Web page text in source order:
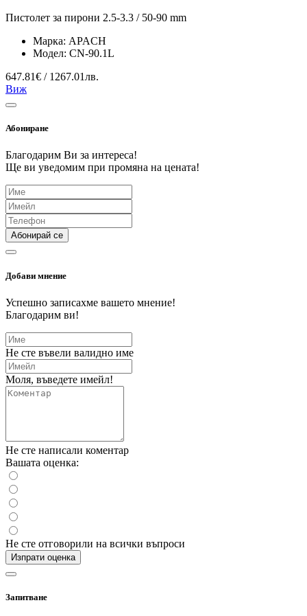
Пистолет за пирони 2.5-3.3 / 50-90 mm
Марка: APACH
Модел: CN-90.1L
647.81€ / 1267.01лв.
Виж
Абониране
Благодарим Ви за интереса!
Ще ви уведомим при промяна на цената!
Абонирай се
Добави мнение
Успешно записахме вашето мнение!
Благодарим ви!
Не сте въвели валидно име
Моля, въведете имейл!
Не сте написали коментар
Вашата оценка:
Не сте отговорили на всички въпроси
Изпрати оценка
Запитване